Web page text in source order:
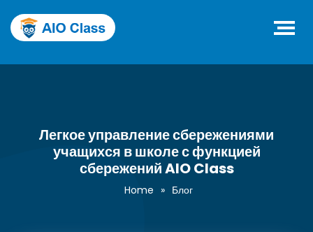
Легкое управление сбережениями
учащихся в школе с функцией
сбережений AIO Class
Home » Блог